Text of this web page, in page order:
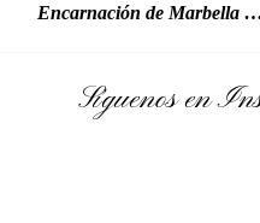
Encarnación de Marbella
Síguenos en